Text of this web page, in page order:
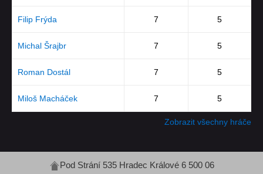
Filip Frýda 7 5
Michal Šrajbr 7 5
Roman Dostál 7 5
Miloš Macháček 7 5
Zobrazit všechny hráče
Pod Strání 535 Hradec Králové 6 500 06